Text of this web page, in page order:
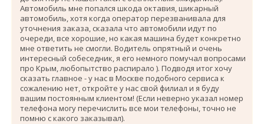
Автомобиль мне попался шкода октавия, шикарный
автомобиль, хотя когда оператор перезванивала для
уточнения заказа, сказала что автомобили идут по
очереди, все хорошие, но какая машина будет конкретно
мне ответить не смогли. Водитель опрятный и очень
интересный собеседник, я его немного помучал вопросами
про Крым, любопытство распирало ). Подводя итог хочу
сказать главное - у нас в Москве подобного сервиса к
сожалению нет, откройте у нас свой филиал и я буду
вашим постоянным клиентом! (Если неверно указал номер
телефона могу перечислить все мои телефоны, точно не
помню с какого заказывал).